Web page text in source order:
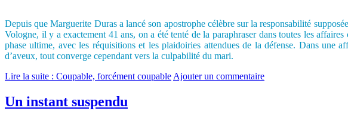
Depuis que Marguerite Duras a lancé son apostrophe célèbre sur la responsabilité
Vologne, il y a exactement 41 ans, on a été tenté de la paraphraser dans toutes les
phase ultime, avec les réquisitions et les plaidoiries attendues de la défense. Dans
d’aveux, tout converge cependant vers la culpabilité du mari.
Lire la suite : Coupable, forcément coupable Ajouter un commentaire
Un instant suspendu